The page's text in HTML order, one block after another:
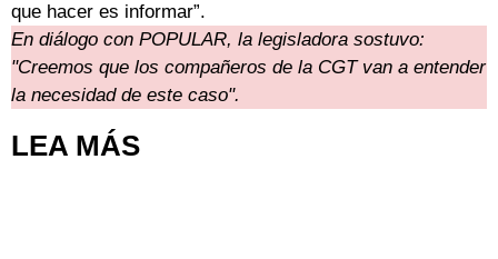
que hacer es informar”.
En diálogo con POPULAR, la legisladora sostuvo:
"Creemos que los compañeros de la CGT van a entender
la necesidad de este caso".
LEA MÁS